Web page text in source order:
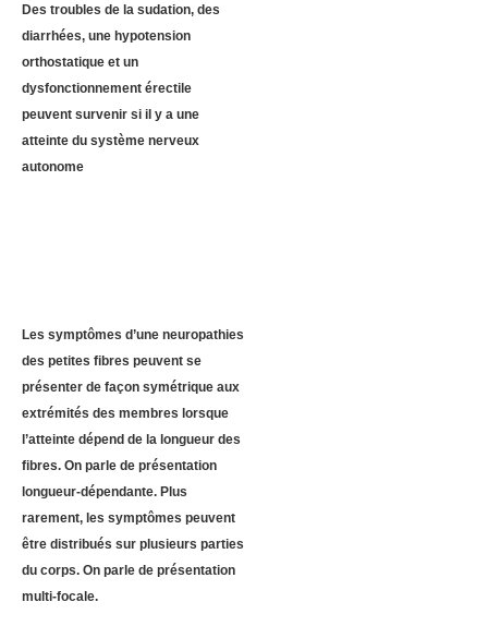
Des troubles de la sudation, des
diarrhées, une hypotension
orthostatique et un
dysfonctionnement érectile
peuvent survenir si il y a une
atteinte du système nerveux
autonome
Les symptômes d’une neuropathies
des petites fibres peuvent se
présenter de façon symétrique aux
extrémités des membres lorsque
l’atteinte dépend de la longueur des
fibres. On parle de présentation
longueur-dépendante. Plus
rarement, les symptômes peuvent
être distribués sur plusieurs parties
du corps. On parle de présentation
multi-focale.